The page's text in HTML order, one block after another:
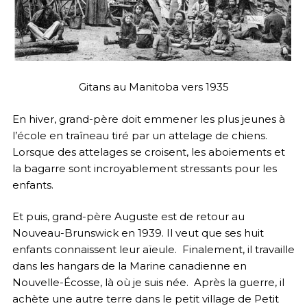
Gitans au Manitoba vers 1935
En hiver, grand-père doit emmener les plus jeunes à
l’école en traîneau tiré par un attelage de chiens.
Lorsque des attelages se croisent, les aboiements et
la bagarre sont incroyablement stressants pour les
enfants.
Et puis, grand-père Auguste est de retour au
Nouveau-Brunswick en 1939. Il veut que ses huit
enfants connaissent leur aïeule. Finalement, il travaille
dans les hangars de la Marine canadienne en
Nouvelle-Écosse, là où je suis née. Après la guerre, il
achète une autre terre dans le petit village de Petit